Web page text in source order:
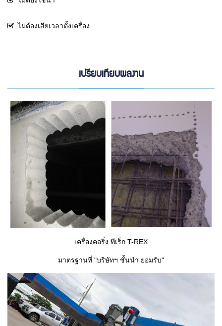
ไม่ต้องเสียเวลาตั้งเครื่อง
เปรียบเทียบผลงาน
เครื่องคอริ่ง ทีเร็ก T-REX
มาตรฐานที่ "บริษัทฯ ชั้นนำ ยอมรับ"